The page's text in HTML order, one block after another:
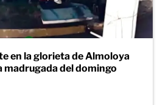
en la glorieta de Almoloya
madrugada del domingo